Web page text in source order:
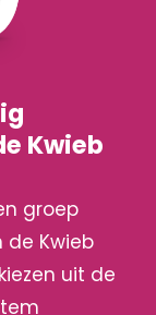
Kwieb
groep
de Kwieb
uit de